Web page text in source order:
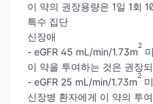
이 약의 권장용량은 1일 1회
특수 집단
신장애
- eGFR 45 mL/min/1.73m
2
이 약을 투여하는 것은 권장
- eGFR 25 mL/min/1.73m
2
신장병 환자에게 이 약의 투